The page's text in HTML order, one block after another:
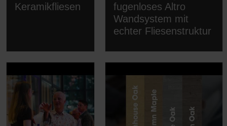
Keramikfliesen
fugenloses Altro
Wandsystem mit
echter Fliesenstruktur